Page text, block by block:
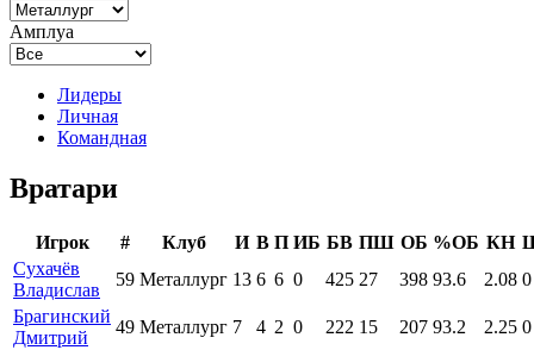
Амплуа
Лидеры
Личная
Командная
Вратари
Игрок # Клуб И В П ИБ БВ ПШ ОБ %ОБ КН
Сухачёв
Владислав
59 Металлург 13 6 6 0 425 27 398 93.6 2.08 0
Брагинский
Дмитрий
49 Металлург 7 4 2 0 222 15 207 93.2 2.25 0